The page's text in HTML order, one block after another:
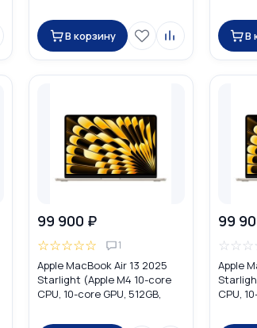
В корзину В
99 900 ₽
☆☆☆☆☆ 1
Apple MacBook Air 13 2025
Starlight (Apple M4 10-core
CPU, 10-core GPU, 512GB,
99
☆☆☆
Apple
CPU,